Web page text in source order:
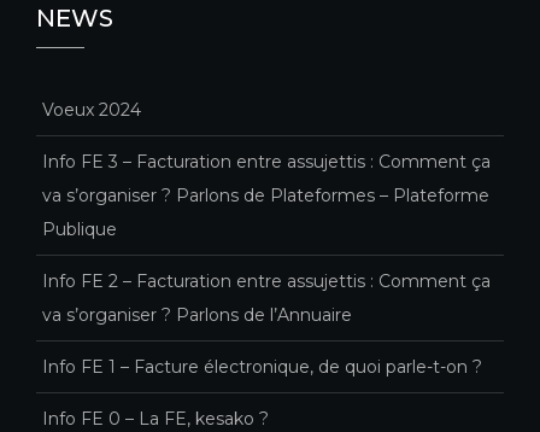
NEWS
Voeux 2024
Info FE 3 – Facturation entre assujettis : Comment ça
va s’organiser ? Parlons de Plateformes – Plateforme
Publique
Info FE 2 – Facturation entre assujettis : Comment ça
va s’organiser ? Parlons de l’Annuaire
Info FE 1 – Facture électronique, de quoi parle-t-on ?
Info FE 0 – La FE, kesako ?